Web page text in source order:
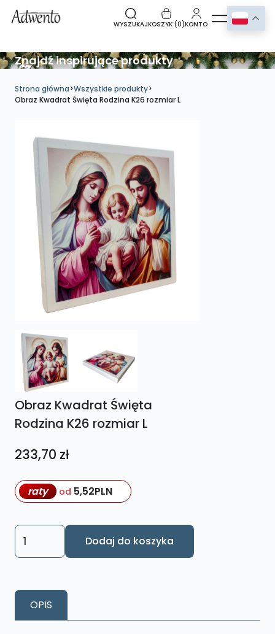
WYSZUKAJKOSZYK (0)KONTO
Znajdź inspirujące produkty
Strona główna>Wszystkie produkty>
Obraz Kwadrat Święta Rodzina K26 rozmiar L
Obraz Kwadrat Święta
Rodzina K26 rozmiar L
233,70 zł
raty od 5,52PLN
ilość
Obraz
Rodzina
K26
Dodaj do koszyka
OPIS